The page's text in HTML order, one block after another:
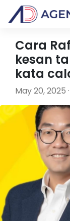
Cara
kesan
kata
May 20, 2025